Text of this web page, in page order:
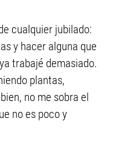
cualquier jubilado:
y hacer alguna que
trabajé demasiado.
plantas,
no me sobra el
no es poco y